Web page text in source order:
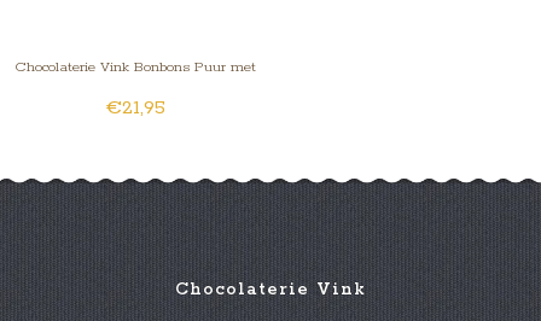
Chocolaterie Vink Bonbons Puur met
Foto/Logo 1 stuk
€21,95
Chocolaterie Vink